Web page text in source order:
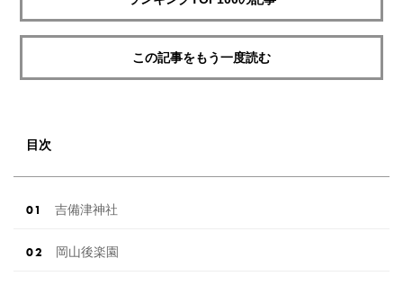
この記事をもう一度読む
目次
吉備津神社
岡山後楽園